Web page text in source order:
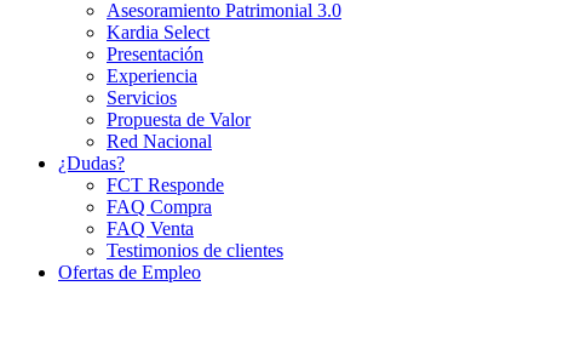
Asesoramiento Patrimonial 3.0
Kardia Select
Presentación
Experiencia
Servicios
Propuesta de Valor
Red Nacional
¿Dudas?
FCT Responde
FAQ Compra
FAQ Venta
Testimonios de clientes
Ofertas de Empleo